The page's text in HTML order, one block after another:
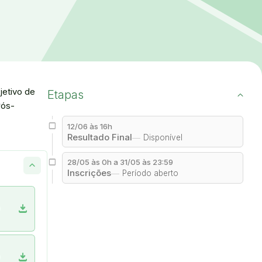
de
download
download
Etapas
12/06 às 16h
Resultado Final Disponível
28/05 às 0h a 31/05 às 23:59
Inscrições Período aberto